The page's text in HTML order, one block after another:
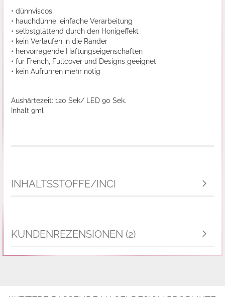
• dünnviscos
• hauchdünne, einfache Verarbeitung
• selbstglättend durch den Honigeffekt
• kein Verlaufen in die Ränder
• hervorragende Haftungseigenschaften
• für French, Fullcover und Designs geeignet
• kein Aufrühren mehr nötig
Aushärtezeit: 120 Sek/ LED 90 Sek.
Inhalt 9ml
INHALTSSTOFFE/INCI
KUNDENREZENSIONEN (2)